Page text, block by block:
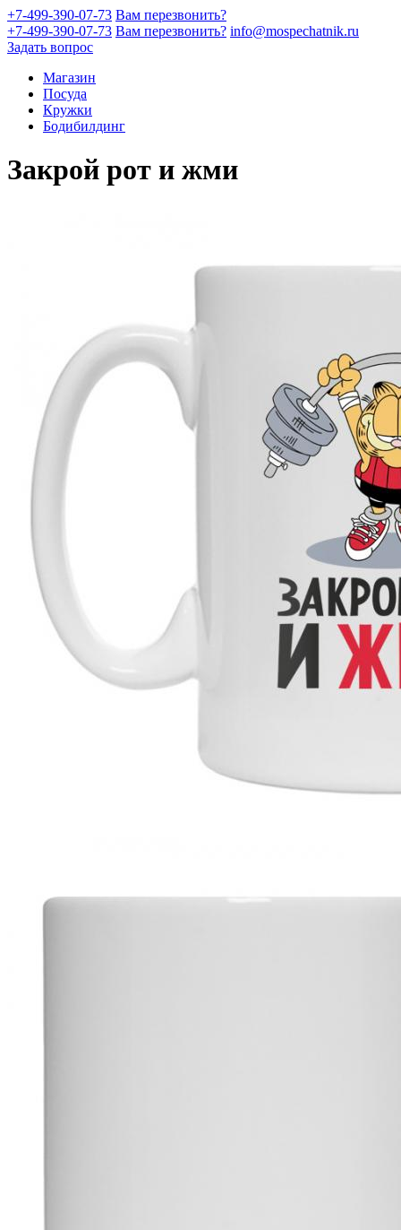
+7-499-390-07-73 Вам перезвонить?
+7-499-390-07-73 Вам перезвонить? info@mospechatnik.ru
Задать вопрос
Магазин
Посуда
Кружки
Бодибилдинг
Закрой рот и жми